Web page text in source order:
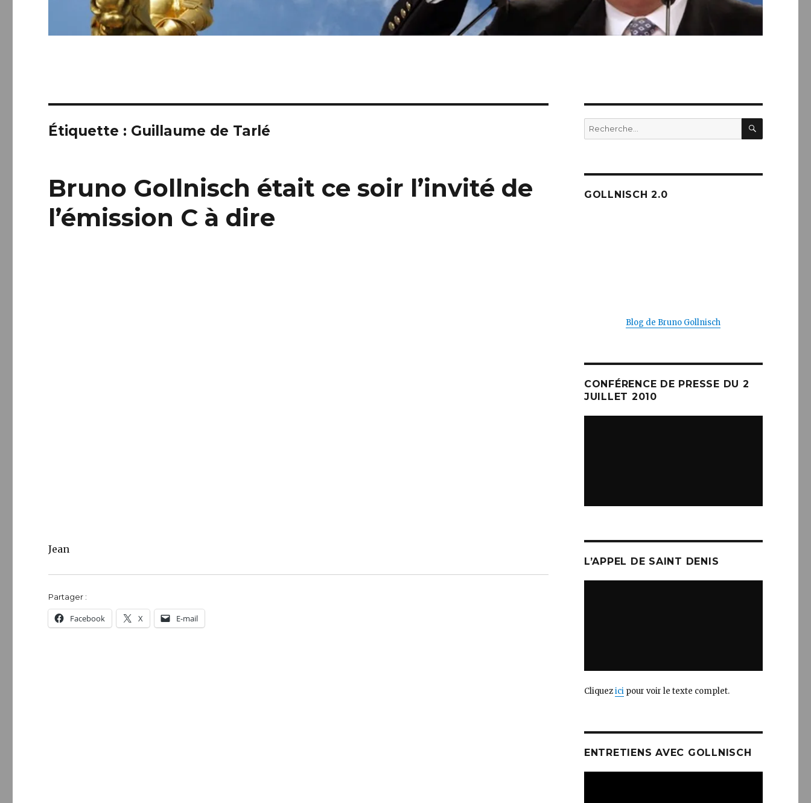
Étiquette : Guillaume de Tarlé
Bruno Gollnisch était ce soir l’invité de
l’émission C à dire
Jean
Partager :
Facebook X E-mail
Recherche
pour :
GOLLNISCH 2.0
Blog de Bruno Gollnisch
CONFÉRENCE DE PRESSE DU 2
JUILLET 2010
L’APPEL DE SAINT DENIS
Cliquezicipour voir le texte complet.
ENTRETIENS AVEC GOLLNISCH